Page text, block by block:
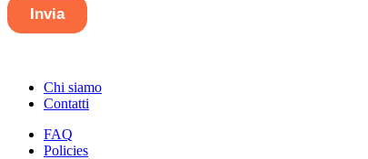
Chi siamo
Contatti
FAQ
Policies